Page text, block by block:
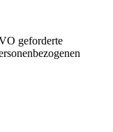
geforderte